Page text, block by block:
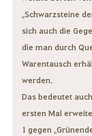
„Schwarzsteine
sich auch die
die man durch
Warentausch
werden.
Das bedeutet
ersten Mal
1 gegen